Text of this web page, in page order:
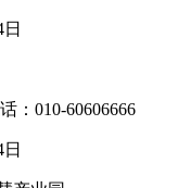
：010-60606666